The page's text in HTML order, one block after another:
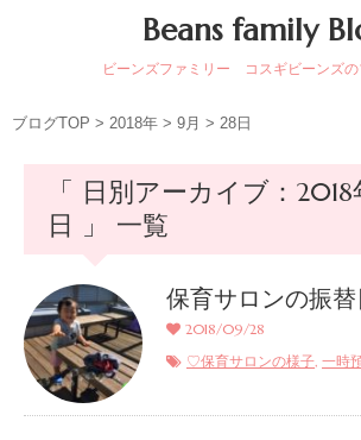
Beans family
ビーンズファミリー コスギビーンズの
ブログTOP > 2018年 > 9月 > 28日
「 日別アーカイブ：
日 」 一覧
保育サロンの振替
2018/09/28
♡保育サロンの様子, 一時